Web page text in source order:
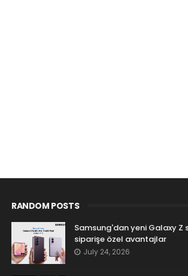
RANDOM POSTS
Samsung'dan yeni Galaxy Z
siparişe özel avantajlar
July 24, 2026